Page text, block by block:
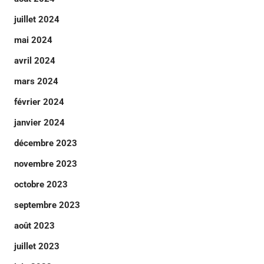
juillet 2024
mai 2024
avril 2024
mars 2024
février 2024
janvier 2024
décembre 2023
novembre 2023
octobre 2023
septembre 2023
août 2023
juillet 2023